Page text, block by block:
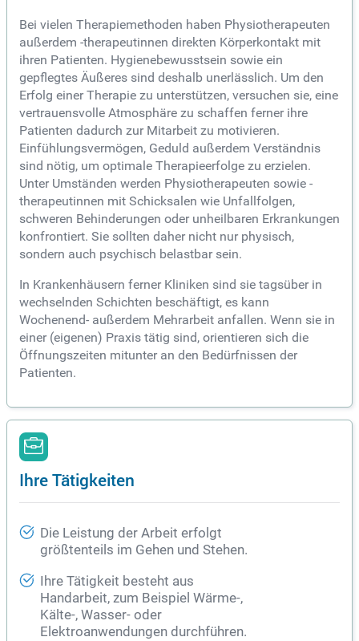
Bei vielen Therapiemethoden haben Physiotherapeuten
außerdem -therapeutinnen direkten Körperkontakt mit
ihren Patienten. Hygienebewusstsein sowie ein
gepflegtes Äußeres sind deshalb unerlässlich. Um den
Erfolg einer Therapie zu unterstützen, versuchen sie, eine
vertrauensvolle Atmosphäre zu schaffen ferner ihre
Patienten dadurch zur Mitarbeit zu motivieren.
Einfühlungsvermögen, Geduld außerdem Verständnis
sind nötig, um optimale Therapieerfolge zu erzielen.
Unter Umständen werden Physiotherapeuten sowie -
therapeutinnen mit Schicksalen wie Unfallfolgen,
schweren Behinderungen oder unheilbaren Erkrankungen
konfrontiert. Sie sollten daher nicht nur physisch,
sondern auch psychisch belastbar sein.
In Krankenhäusern ferner Kliniken sind sie tagsüber in
wechselnden Schichten beschäftigt, es kann
Wochenend- außerdem Mehrarbeit anfallen. Wenn sie in
einer (eigenen) Praxis tätig sind, orientieren sich die
Öffnungszeiten mitunter an den Bedürfnissen der
Patienten.
Ihre Tätigkeiten
Die Leistung der Arbeit erfolgt
größtenteils im Gehen und Stehen.
Ihre Tätigkeit besteht aus
Handarbeit, zum Beispiel Wärme-,
Kälte-, Wasser- oder
Elektroanwendungen durchführen.